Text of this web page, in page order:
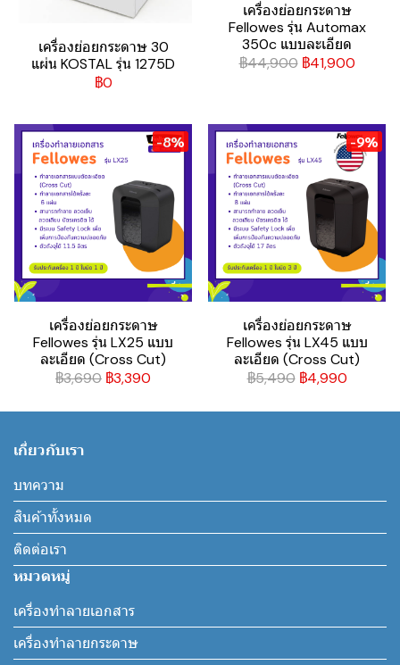
เครื่องย่อยกระดาษ 30
แผ่น KOSTAL รุ่น 1275D
฿0
เครื่องย่อยกระดาษ
Fellowes รุ่น Automax
350c แบบละเอียด
฿44,900 ฿41,900
-8%
เครื่องย่อยกระดาษ
Fellowes รุ่น LX25 แบบ
ละเอียด (Cross Cut)
฿3,690 ฿3,390
-9%
เครื่องย่อยกระดาษ
Fellowes รุ่น LX45 แบบ
ละเอียด (Cross Cut)
฿5,490 ฿4,990
เกี่ยวกับเรา
บทความ
สินค้าทั้งหมด
ติดต่อเรา
หมวดหมู่
เครื่องทำลายเอกสาร
เครื่องทำลายกระดาษ